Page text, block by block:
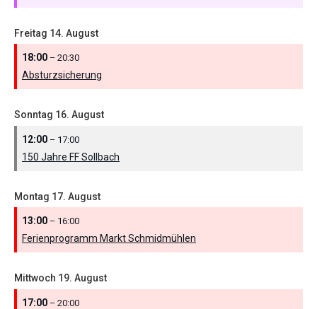
Freitag 14. August
18:00 – 20:30
Absturzsicherung
Sonntag 16. August
12:00 – 17:00
150 Jahre FF Sollbach
Montag 17. August
13:00 – 16:00
Ferienprogramm Markt Schmidmühlen
Mittwoch 19. August
17:00 – 20:00